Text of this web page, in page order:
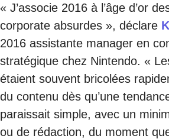
« J’associe 2016 à l’âge d’or
corporate absurdes », déclare
2016 assistante manager en
stratégique chez Nintendo. «
étaient souvent bricolées
du contenu dès qu’une
paraissait simple, avec un
ou de rédaction, du moment